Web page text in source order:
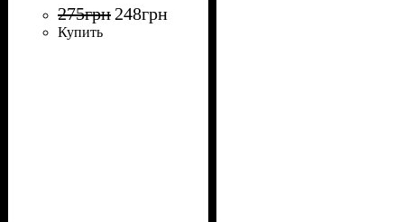
275грн 248грн
Купить